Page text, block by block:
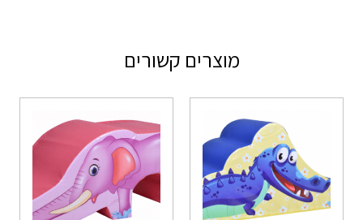
מוצרים קשורים